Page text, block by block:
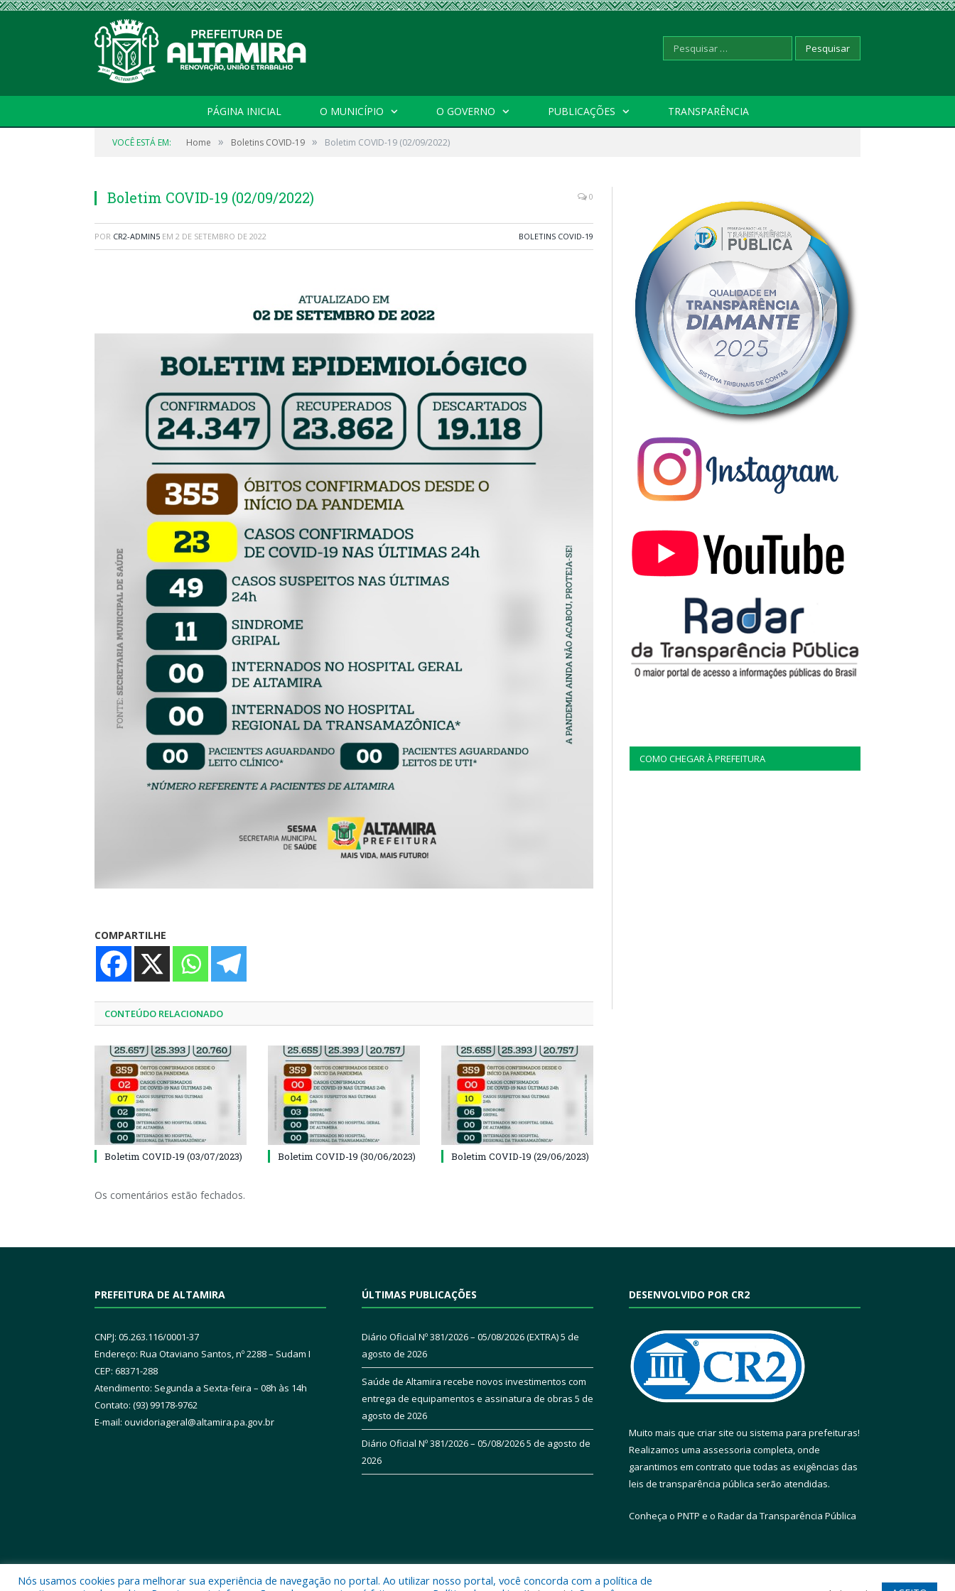
Pesquisar
PÁGINA INICIAL O MUNICÍPIO O GOVERNO PUBLICAÇÕES TRANSPARÊNCIA
VOCÊ ESTÁ EM: Home » Boletins COVID-19 » Boletim COVID-19 (02/09/2022)
Boletim COVID-19 (02/09/2022) 0
POR CR2-ADMIN5 EM 2 DE SETEMBRO DE 2022 BOLETINS COVID-19
COMPARTILHE
CONTEÚDO RELACIONADO
Boletim COVID-19 (03/07/2023) Boletim COVID-19 (30/06/2023) Boletim COVID-19 (29/06/2023)
Os comentários estão fechados.
COMO CHEGAR À PREFEITURA
PREFEITURA DE ALTAMIRA
CNPJ: 05.263.116/0001-37
Endereço: Rua Otaviano Santos, nº 2288 – Sudam I
CEP: 68371-288
Atendimento: Segunda a Sexta-feira – 08h às 14h
Contato: (93) 99178-9762
E-mail: ouvidoriageral@altamira.pa.gov.br
ÚLTIMAS PUBLICAÇÕES
Diário Oficial Nº 381/2026 – 05/08/2026 (EXTRA)5 de
agosto de 2026
Saúde de Altamira recebe novos investimentos com
entrega de equipamentos e assinatura de obras 5 de
agosto de 2026
Diário Oficial Nº 381/2026 – 05/08/20265 de agosto de
2026
DESENVOLVIDO POR CR2
Muito mais que criar site ou sistema para prefeituras!
Realizamos uma assessoria completa, onde
garantimos em contrato que todas as exigências das
leis de transparência pública serão atendidas.
Conheça o PNTP e o Radar da Transparência Pública
Nós usamos cookies para melhorar sua experiência de navegação no portal. Ao utilizar nosso portal, você concorda com a política de